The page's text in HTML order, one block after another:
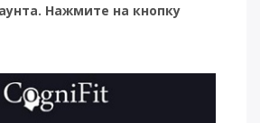
Нажмите на кнопку